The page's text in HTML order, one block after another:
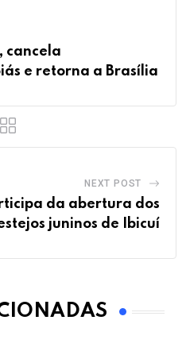
cancela
e retorna a Brasília
NEXT POST
da abertura dos
juninos de Ibicuí